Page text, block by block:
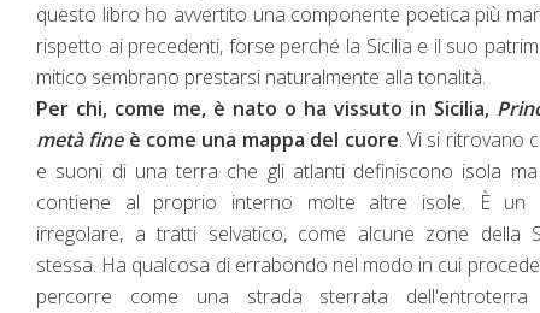
questo libro ho avvertito una componente poetica più
rispetto ai precedenti, forse perché la Sicilia e il suo
mitico sembrano prestarsi naturalmente alla tonalità.
Per chi, come me, è nato o ha vissuto in Sicilia,
metà fineè come una mappa del cuore. Vi si ritrovano
e suoni di una terra che gli atlanti definiscono isola
contiene al proprio interno molte altre isole. È un
irregolare, a tratti selvatico, come alcune zone della
stessa. Ha qualcosa di errabondo nel modo in cui
percorre come una strada sterrata dell'entroterra